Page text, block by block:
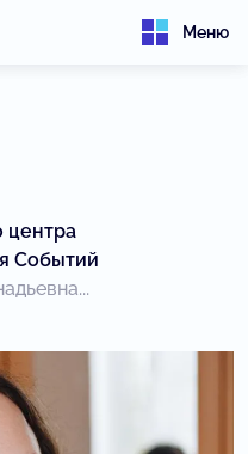
Меню
центра
Событий